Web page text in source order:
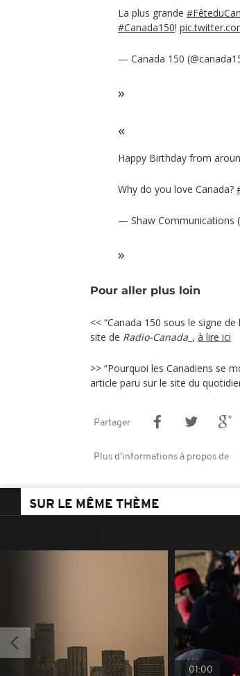
La plus grande
#Canada150!
— Canada 150
Happy Birthday from
Why do you love Canada?
— Shaw Communications
Pour aller plus loin
<< “Canada 150 sous le signe
site de Radio-Canada _, à lire ici
>> “Pourquoi les Canadiens se
article paru sur le site du
Partager
Plus d'informations à propos de
SUR LE MÊME THÈME
01:00